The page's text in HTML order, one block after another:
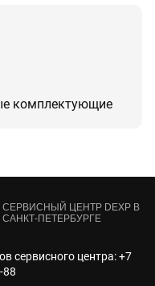
комплектующие
CЕРВИСНЫЙ ЦЕНТР DEXP В
САНКТ-ПЕТЕРБУРГЕ
сервисного центра:+7
88